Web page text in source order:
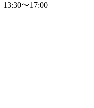
～17:00